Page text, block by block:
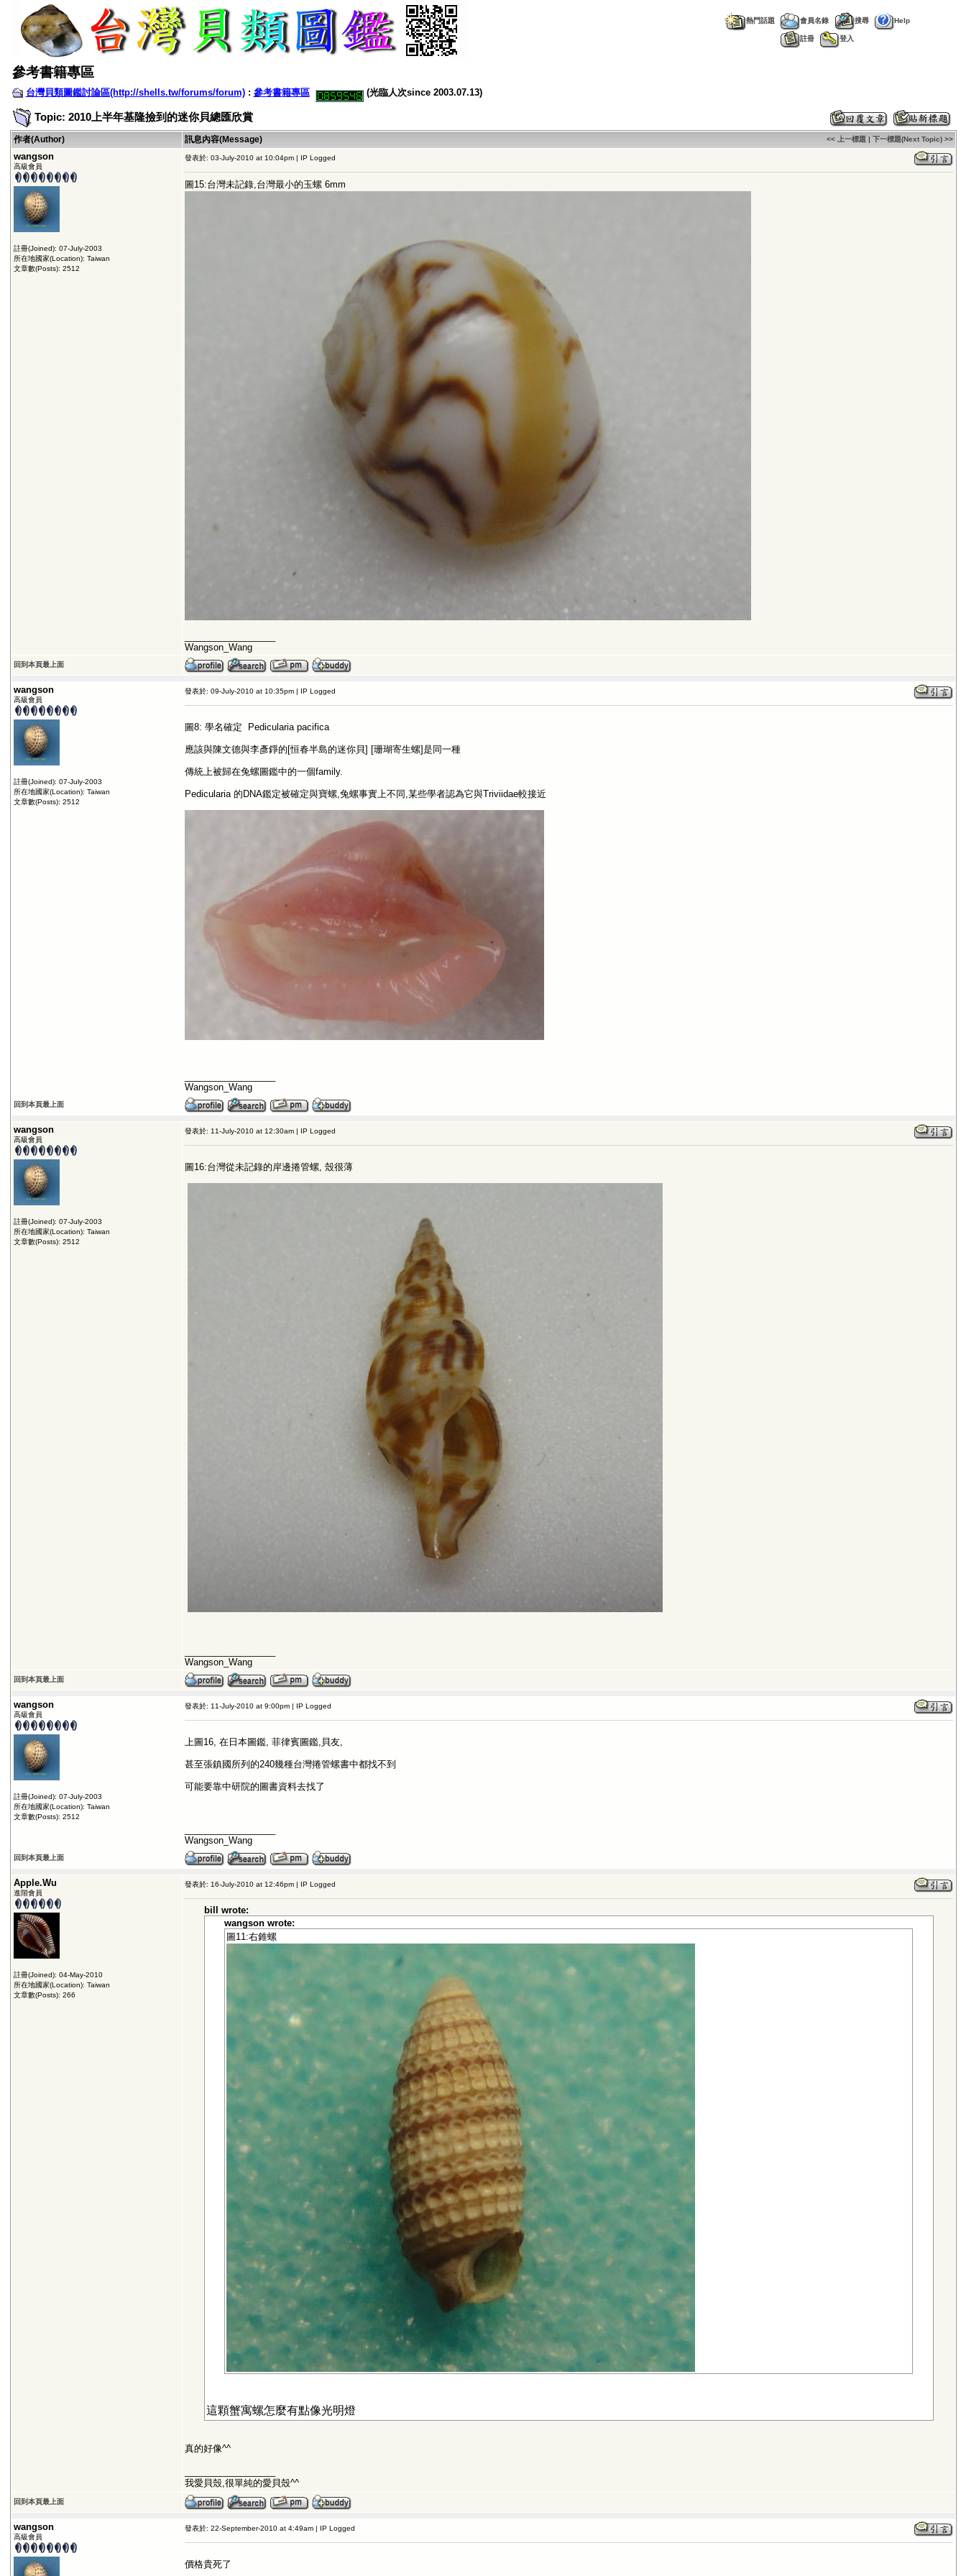
熱門話題 會員名錄 搜尋 Help
註冊 登入
參考書籍專區
台灣貝類圖鑑討論區(http://shells.tw/forums/forum): 參考書籍專區 (光臨人次since 2003.07.13)
Topic: 2010上半年基隆撿到的迷你貝總匯欣賞
作者(Author) 訊息內容(Message) << 上一標題 | 下一標題(Next Topic) >>
wangson
高級會員
註冊(Joined): 07-July-2003
所在地國家(Location): Taiwan
文章數(Posts): 2512
發表於: 03-July-2010 at 10:04pm | IP Logged
圖15:台灣未記錄,台灣最小的玉螺 6mm
Wangson_Wang
回到本頁最上面
wangson
高級會員
註冊(Joined): 07-July-2003
所在地國家(Location): Taiwan
文章數(Posts): 2512
發表於: 09-July-2010 at 10:35pm | IP Logged
圖8: 學名確定 Pedicularia pacifica
應該與陳文德與李彥錚的[恒春半島的迷你貝] [珊瑚寄生螺]是同一種
傳統上被歸在兔螺圖鑑中的一個family.
Pedicularia 的DNA鑑定被確定與寶螺,兔螺事實上不同,某些學者認為它與Triviidae較接近
Wangson_Wang
回到本頁最上面
wangson
高級會員
註冊(Joined): 07-July-2003
所在地國家(Location): Taiwan
文章數(Posts): 2512
發表於: 11-July-2010 at 12:30am | IP Logged
圖16:台灣從未記錄的岸邊捲管螺, 殼很薄
Wangson_Wang
回到本頁最上面
wangson
高級會員
註冊(Joined): 07-July-2003
所在地國家(Location): Taiwan
文章數(Posts): 2512
發表於: 11-July-2010 at 9:00pm | IP Logged
上圖16, 在日本圖鑑, 菲律賓圖鑑,貝友,
甚至張鎮國所列的240幾種台灣捲管螺書中都找不到
可能要靠中研院的圖書資料去找了
Wangson_Wang
回到本頁最上面
Apple.Wu
進階會員
註冊(Joined): 04-May-2010
所在地國家(Location): Taiwan
文章數(Posts): 266
發表於: 16-July-2010 at 12:46pm | IP Logged
bill wrote:
wangson wrote:
圖11:右錐螺
這顆蟹寓螺怎麼有點像光明燈
真的好像^^
我愛貝殼,很單純的愛貝殼^^
回到本頁最上面
wangson
高級會員
發表於: 22-September-2010 at 4:49am | IP Logged
價格貴死了